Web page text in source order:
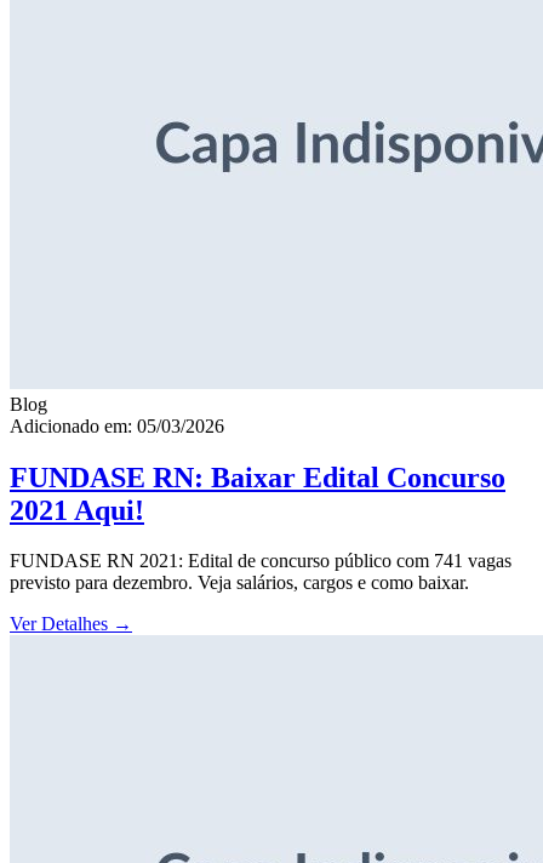
Blog
Adicionado em: 05/03/2026
FUNDASE RN: Baixar Edital Concurso
2021 Aqui!
FUNDASE RN 2021: Edital de concurso público com 741 vagas
previsto para dezembro. Veja salários, cargos e como baixar.
Ver Detalhes →